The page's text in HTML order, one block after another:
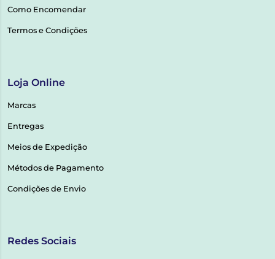
Como Encomendar
Termos e Condições
Loja Online
Marcas
Entregas
Meios de Expedição
Métodos de Pagamento
Condições de Envio
Redes Sociais